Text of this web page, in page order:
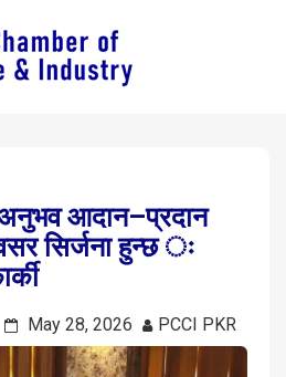
आदान–प्रदान
सिर्जना हुन्छ ः
May 28, 2026 PCCI PKR